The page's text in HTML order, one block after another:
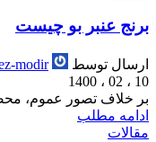
برنج عنبر بو چیست
ارسال توسط
modir
10 ، 02 ، 1400
بر خلاف تصور عموم،
ادامه مطلب
مقالات